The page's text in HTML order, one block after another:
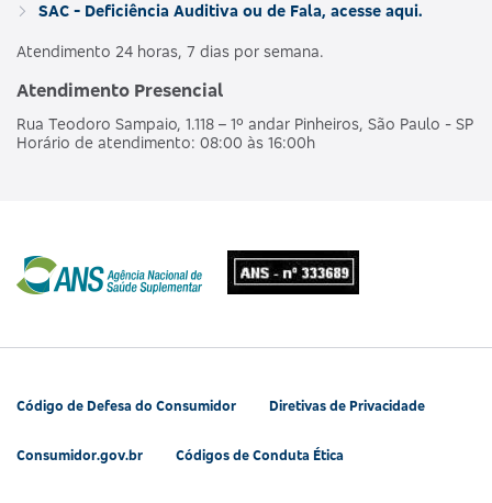
SAC - Deficiência Auditiva ou de Fala, acesse aqui.
Atendimento 24 horas, 7 dias por semana.
Atendimento Presencial
Rua Teodoro Sampaio, 1.118 – 1º andar Pinheiros, São Paulo - SP
Horário de atendimento: 08:00 às 16:00h
Código de Defesa do Consumidor Diretivas de Privacidade
Consumidor.gov.br Códigos de Conduta Ética